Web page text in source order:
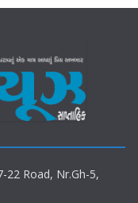
22 Road, Nr.Gh-5,